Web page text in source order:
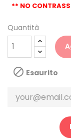
** NO
Quantità
 Esaurito